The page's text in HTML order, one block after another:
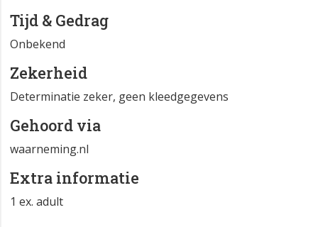
Tijd & Gedrag
Onbekend
Zekerheid
Determinatie zeker, geen kleedgegevens
Gehoord via
waarneming.nl
Extra informatie
1 ex. adult